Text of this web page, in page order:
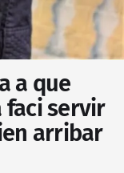
a que
faci servir
arribar